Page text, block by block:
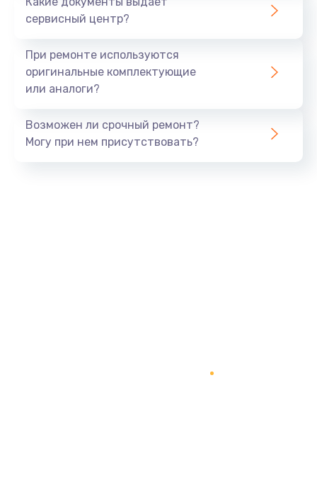
сервисный центр?
При ремонте используются
оригинальные комплектующие
или аналоги?
Возможен ли срочный ремонт?
Могу при нем присутствовать?